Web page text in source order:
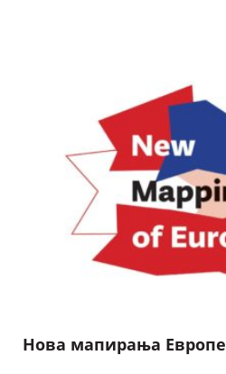
Нова мапирања Европе